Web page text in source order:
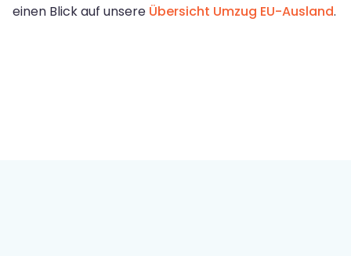
einen Blick auf unsere Übersicht Umzug EU-Ausland.